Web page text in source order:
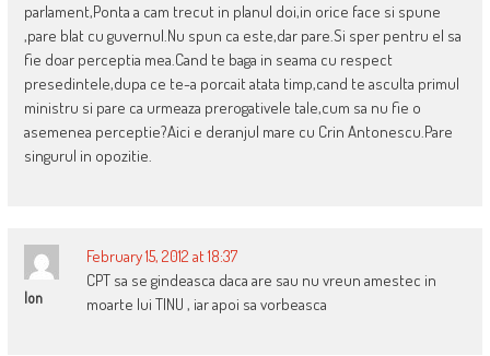
parlament,Ponta a cam trecut in planul doi,in orice face si spune
,pare blat cu guvernul.Nu spun ca este,dar pare.Si sper pentru el sa
fie doar perceptia mea.Cand te baga in seama cu respect
presedintele,dupa ce te-a porcait atata timp,cand te asculta primul
ministru si pare ca urmeaza prerogativele tale,cum sa nu fie o
asemenea perceptie?Aici e deranjul mare cu Crin Antonescu.Pare
singurul in opozitie.
Ion
February 15, 2012 at 18:37
CPT sa se gindeasca daca are sau nu vreun amestec in
moarte lui TINU , iar apoi sa vorbeasca